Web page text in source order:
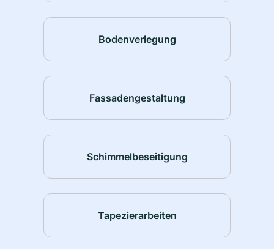
Bodenverlegung
Fassadengestaltung
Schimmelbeseitigung
Tapezierarbeiten